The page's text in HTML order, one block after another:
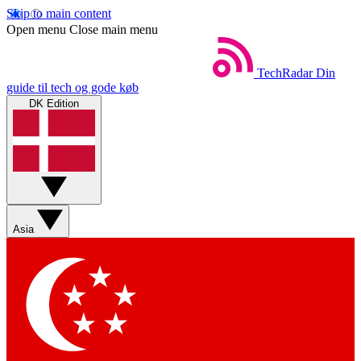
Skip to main content
Open menu Close main menu
TechRadar Din
guide til tech og gode køb
DK Edition
Asia